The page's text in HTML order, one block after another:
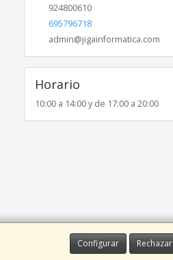
Configurar Rechazar
924800610
695796718
admin@jigainformatica.com
Horario
10:00 a 14:00 y de 17:00 a 20:00